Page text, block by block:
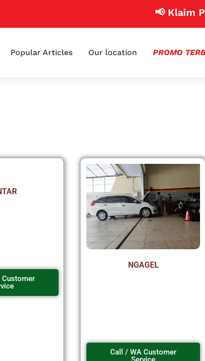
📢 Klaim
Popular Articles Our location PROMO
Customer
NGAGEL
Call / WA Customer